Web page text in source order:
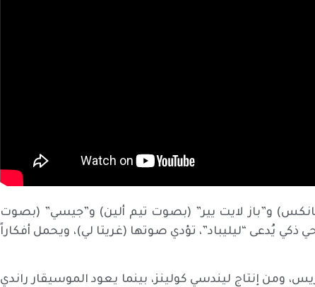
و”باز لايت يير” (بصوت تيم ألين) و”جيسي” (بصوت
يُدعى “ليليباد”، تؤدي صوتها (غريتا لي)، ويحمل أفكاراً
ومن إنتاج ليندسي كولينز، بينما يعود الموسيقار راندي